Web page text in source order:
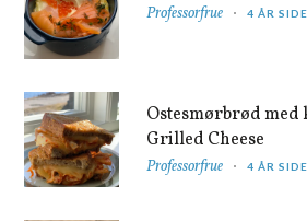
Professorfrue 4 ÅR
Ostesmørbrød
Grilled Cheese
Professorfrue 4 ÅR